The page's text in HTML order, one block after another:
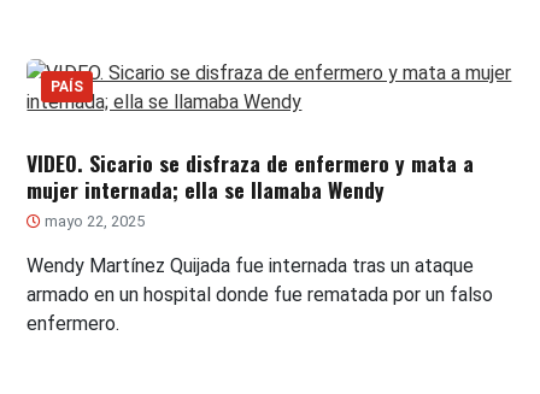
PAÍS
VIDEO. Sicario se disfraza de enfermero y mata a
mujer internada; ella se llamaba Wendy
mayo 22, 2025
Wendy Martínez Quijada fue internada tras un ataque
armado en un hospital donde fue rematada por un falso
enfermero.